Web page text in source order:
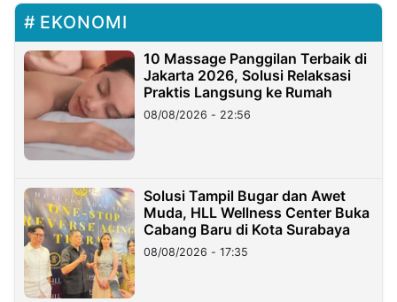
EKONOMI
10 Massage Panggilan Terbaik di
Jakarta 2026, Solusi Relaksasi
Praktis Langsung ke Rumah
08/08/2026 - 22:56
Solusi Tampil Bugar dan Awet
Muda, HLL Wellness Center Buka
Cabang Baru di Kota Surabaya
08/08/2026 - 17:35